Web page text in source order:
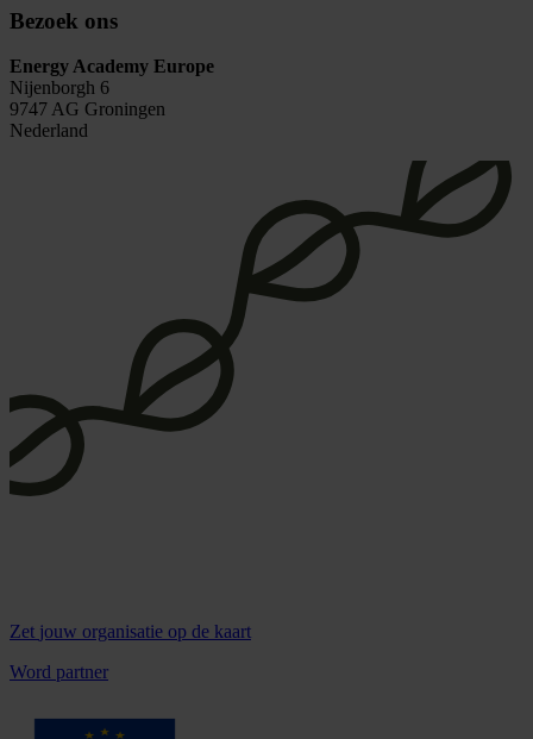
Bezoek ons
Energy Academy Europe
Nijenborgh 6
9747 AG Groningen
Nederland
Zet jouw organisatie op de kaart
Word partner